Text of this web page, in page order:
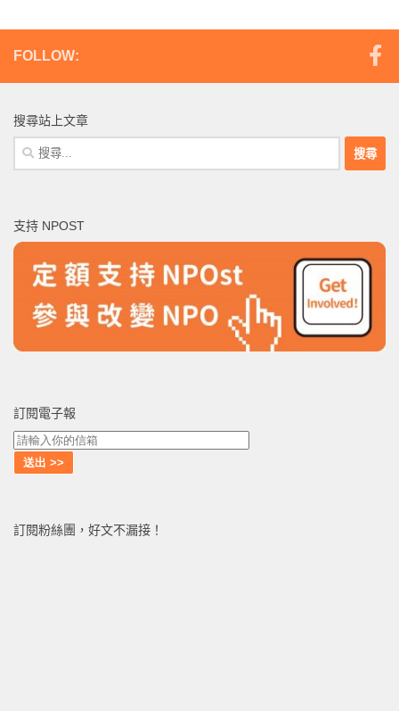
FOLLOW:
搜尋站上文章
搜
尋
字:
支持 NPOST
訂閱電子報
訂閱粉絲團，好文不漏接！